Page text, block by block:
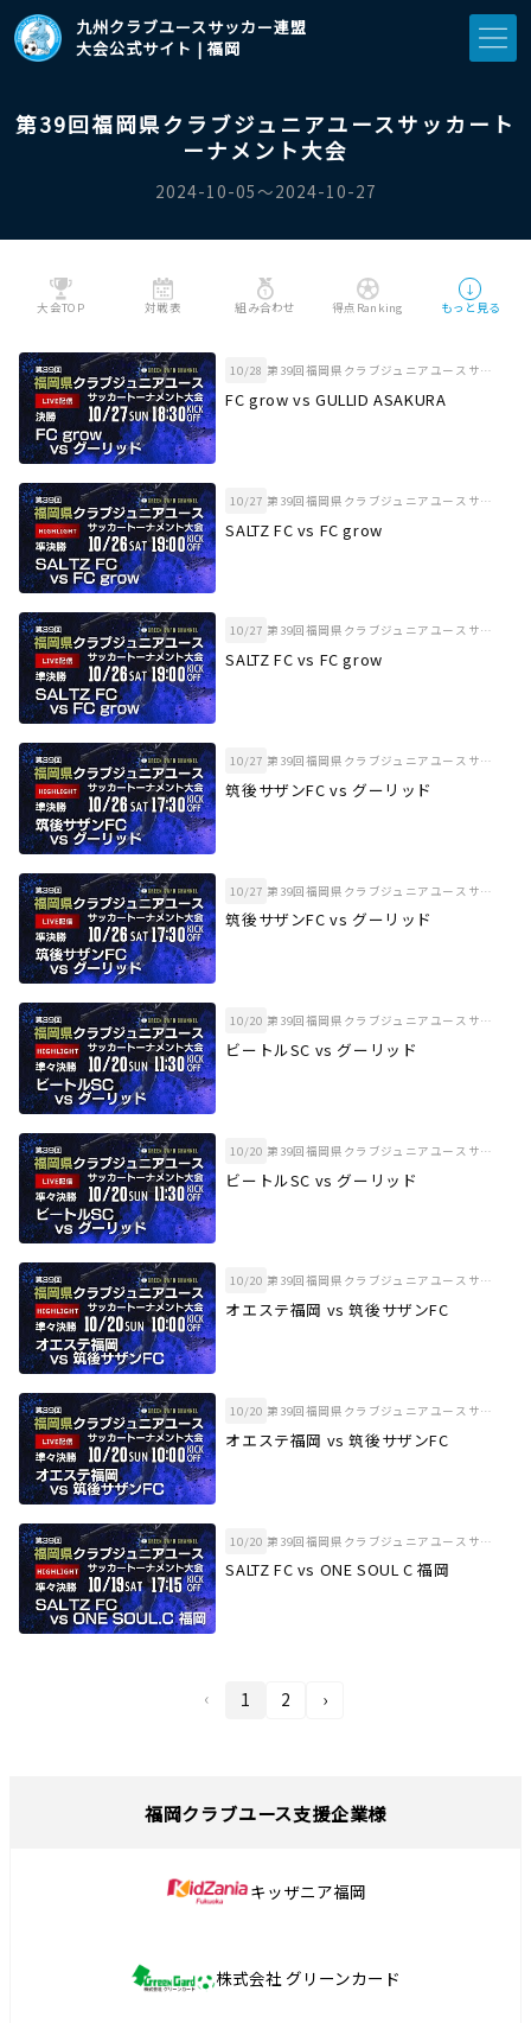
九州クラブユースサッカー連盟
大会公式サイト | 福岡
第39回福岡県クラブジュニアユースサッカート
ーナメント大会
2024-10-05〜2024-10-27
大会TOP 対戦表 組み合わせ 得点Ranking
↓
もっと見る
10/28 第39回福岡県クラブジュニアユースサッカートーナメント大会 決勝
FC grow vs GULLID ASAKURA
10/27 第39回福岡県クラブジュニアユースサッカートーナメント大会 準決勝
SALTZ FC vs FC grow
10/27 第39回福岡県クラブジュニアユースサッカートーナメント大会 準決勝
SALTZ FC vs FC grow
10/27 第39回福岡県クラブジュニアユースサッカートーナメント大会 準決勝
筑後サザンFC vs グーリッド
10/27 第39回福岡県クラブジュニアユースサッカートーナメント大会 準決勝
筑後サザンFC vs グーリッド
10/20 第39回福岡県クラブジュニアユースサッカートーナメント大会 準々決勝
ビートルSC vs グーリッド
10/20 第39回福岡県クラブジュニアユースサッカートーナメント大会 準々決勝
ビートルSC vs グーリッド
10/20 第39回福岡県クラブジュニアユースサッカートーナメント大会 準々決勝
オエステ福岡 vs 筑後サザンFC
10/20 第39回福岡県クラブジュニアユースサッカートーナメント大会 準々決勝
オエステ福岡 vs 筑後サザンFC
10/20 第39回福岡県クラブジュニアユースサッカートーナメント大会 準々決勝
SALTZ FC vs ONE SOUL C 福岡
‹ 1 2 ›
福岡クラブユース支援企業様
キッザニア福岡
株式会社 グリーンカード